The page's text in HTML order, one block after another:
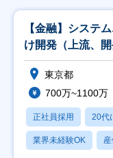
【金融】システ
け開発（上流、
東京都
700万~1100万
正社員採用 20代
業界未経験OK